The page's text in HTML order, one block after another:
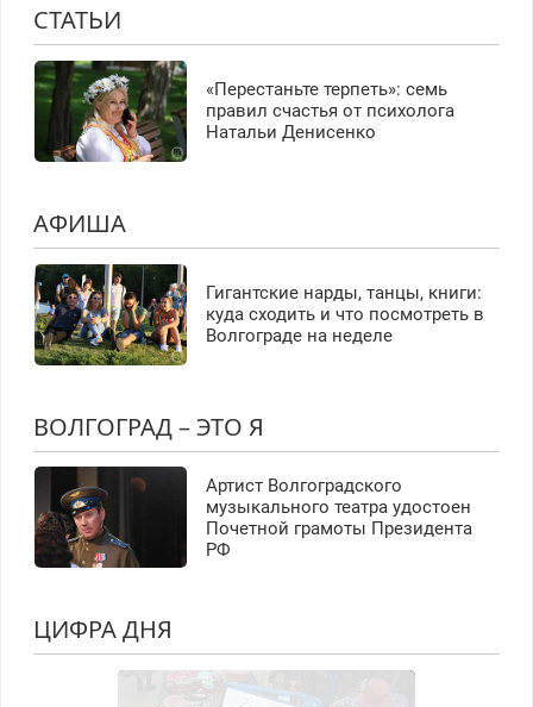
СТАТЬИ
«Перестаньте терпеть»: семь
правил счастья от психолога
Натальи Денисенко
АФИША
Гигантские нарды, танцы, книги:
куда сходить и что посмотреть в
Волгограде на неделе
ВОЛГОГРАД – ЭТО Я
Артист Волгоградского
музыкального театра удостоен
Почетной грамоты Президента
РФ
ЦИФРА ДНЯ